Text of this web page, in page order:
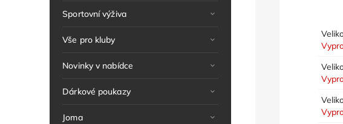
Sportovní výživa
Vše pro kluby
Novinky v nabídce
Dárkové poukazy
Joma